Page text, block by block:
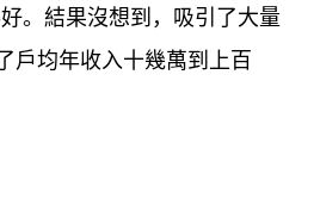
。結果沒想到，吸引了大量
戶均年收入十幾萬到上百